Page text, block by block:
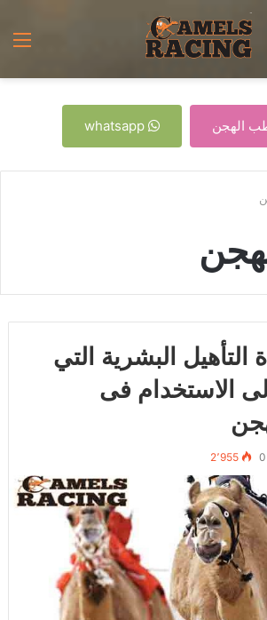
الهجن whatsapp
التأهيل البشرية التي
الاستخدام فى
0 2٬955